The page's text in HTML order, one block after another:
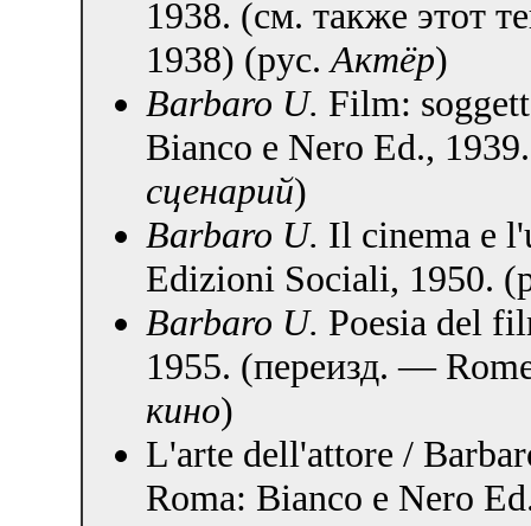
1938. (см. также этот
1938) (рус. Актёр)
Barbaro U. Film:
Bianco e Nero Ed., 1939.
сценарий)
Barbaro U. Il cinema e
Edizioni Sociali, 1950.
Barbaro U. Poesia del
1955. (переизд. —
кино)
L'arte dell'attore /
Roma: Bianco e Nero